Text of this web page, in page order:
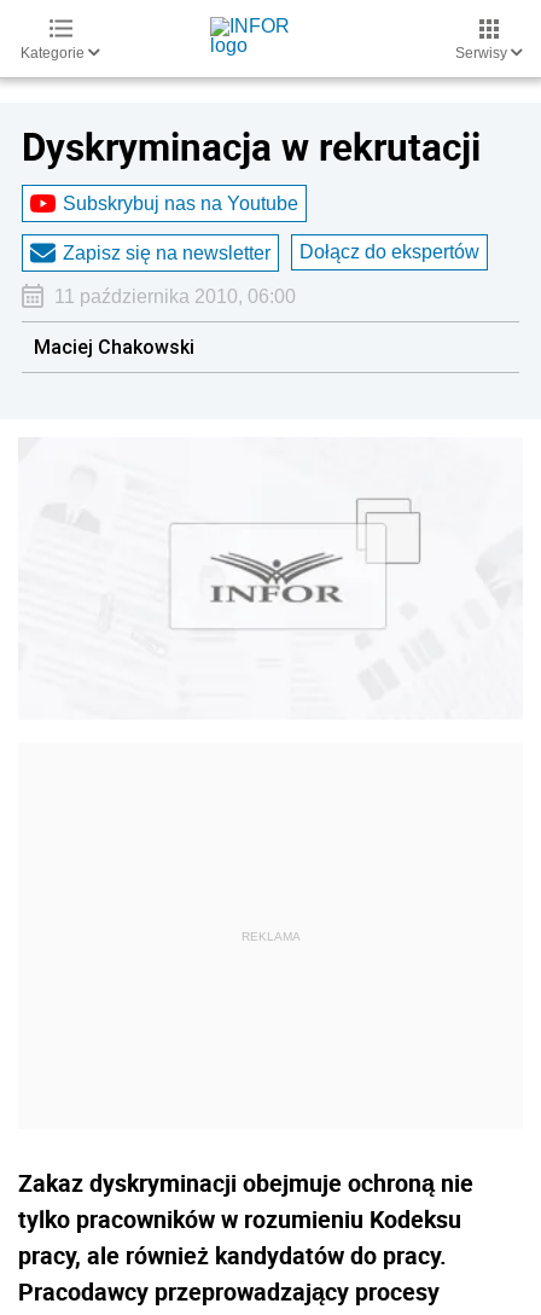
Kategorie Serwisy
Dyskryminacja w rekrutacji
Subskrybuj nas na Youtube
Zapisz się na newsletter Dołącz do ekspertów
11 października 2010, 06:00
Maciej Chakowski
Zakaz dyskryminacji obejmuje ochroną nie
tylko pracowników w rozumieniu Kodeksu
pracy, ale również kandydatów do pracy.
Pracodawcy przeprowadzający procesy